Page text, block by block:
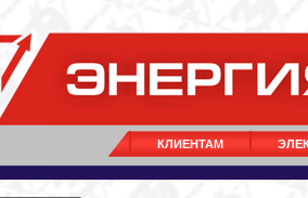
КЛИЕНТАМ